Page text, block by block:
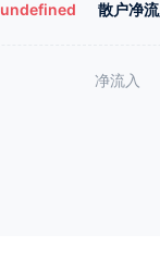
undefined 散户净